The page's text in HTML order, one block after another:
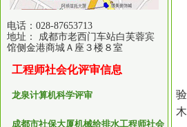
电话：028-87653713
地址： 成都市老西门车站白芙蓉宾
馆侧金港商城Ａ座３楼８室
工程师社会化评审信息
龙泉计算机科学评审
成都市社保大厦机械给排水工程师社会